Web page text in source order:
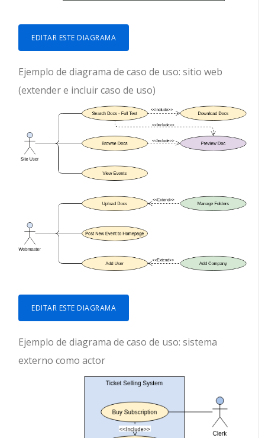
EDITAR ESTE DIAGRAMA
Ejemplo de diagrama de caso de uso: sitio web
(extender e incluir caso de uso)
EDITAR ESTE DIAGRAMA
Ejemplo de diagrama de caso de uso: sistema
externo como actor